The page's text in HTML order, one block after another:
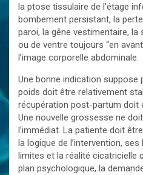
la ptose tissulaire de l’étage
bombement persistant, la
paroi, la gêne vestimentaire,
ou de ventre toujours “en
l’image corporelle abdominale.
Une bonne indication suppose
poids doit être relativement
récupération post-partum doit
Une nouvelle grossesse ne
l’immédiat. La patiente doit
la logique de l’intervention,
limites et la réalité cicatricielle
plan psychologique, la